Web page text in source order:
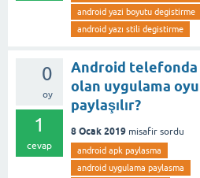
android yazi boyutu degistirme
android yazı stili degistirme
0
oy
1
cevap
Android telefonda
olan uygulama
paylaşılır?
8 Ocak 2019 misafir sordu
android apk paylasma
android uygulama paylasma